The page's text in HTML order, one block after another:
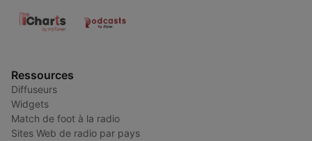
Ressources
Diffuseurs
Widgets
Match de foot à la radio
Sites Web de radio par pays